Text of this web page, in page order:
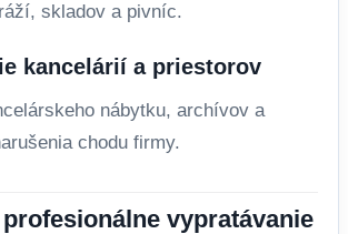
skladov a pivníc.
kancelárií a priestorov
nábytku, archívov a
chodu firmy.
vypratávanie